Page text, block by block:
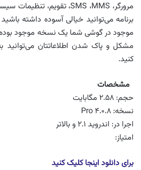
برنامه می‌توانید خیالی آسوده داشته
موجود در گوشی شما یک نسخه موجود بوده
مشکل و پاک شدن اطلاعاتتان می‌توانید به
کنید.
مشخصات
حجم: ۲.۵۸ مگابایت
نسخه: ۴.۰.۸ Pro
اجرا در: اندروید ۲.۱ و بالاتر
امتیاز:
برای دانلود اینجا کلیک کنید